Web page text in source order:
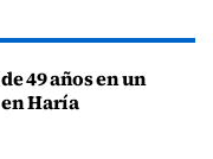
49 años en un
Haría